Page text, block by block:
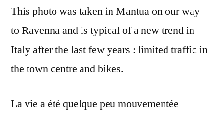
This photo was taken in Mantua on our way
to Ravenna and is typical of a new trend in
Italy after the last few years : limited traffic in
the town centre and bikes.
La vie a été quelque peu mouvementée